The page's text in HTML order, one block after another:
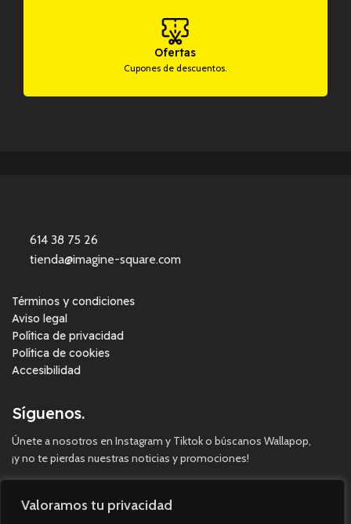
Valoramos tu privacidad
Ofertas
Cupones de descuentos.
614 38 75 26
tienda@imagine-square.com
Términos y condiciones
Aviso legal
Política de privacidad
Política de cookies
Accesibilidad
Síguenos.
Únete a nosotros en Instagram y Tiktok o búscanos Wallapop,
¡y no te pierdas nuestras noticias y promociones!